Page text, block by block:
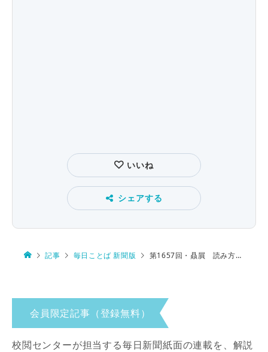
いいね
シェアする
記事 毎日ことば 新聞版 第1657回・贔屓 読み方は？
会員限定記事（登録無料）
校閲センターが担当する毎日新聞紙面の連載を、解説